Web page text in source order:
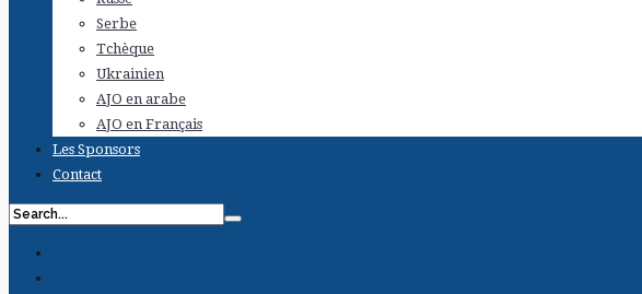
Serbe
Tchèque
Ukrainien
AJO en arabe
AJO en Français
Les Sponsors
Contact